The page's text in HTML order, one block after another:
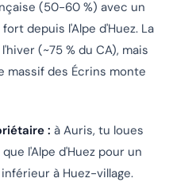
(50-60 %) avec un
depuis l'Alpe d'Huez. La
(~75 % du CA), mais
massif des Écrins monte
: à Auris, tu loues
l'Alpe d'Huez pour un
à Huez-village.